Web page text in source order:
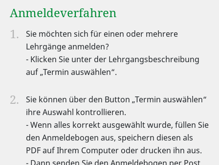
Anmeldeverfahren
Sie möchten sich für einen oder mehrere
Lehrgänge anmelden?
- Klicken Sie unter der Lehrgangsbeschreibung
auf „Termin auswählen“.
Sie können über den Button „Termin auswählen“
ihre Auswahl kontrollieren.
- Wenn alles korrekt ausgewählt wurde, füllen Sie
den Anmeldebogen aus, speichern diesen als
PDF auf Ihrem Computer oder drucken ihn aus.